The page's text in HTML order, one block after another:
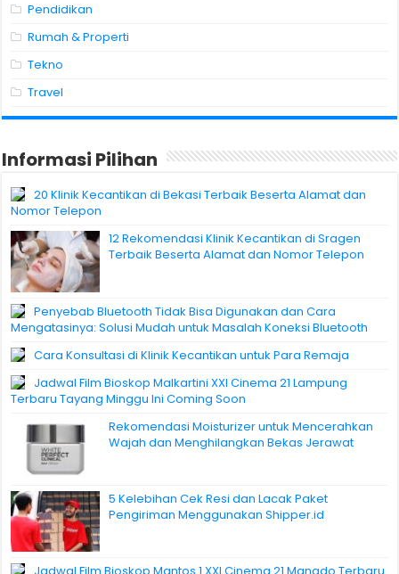
Pendidikan
Rumah & Properti
Tekno
Travel
Informasi Pilihan
20 Klinik Kecantikan di Bekasi Terbaik Beserta Alamat dan
Nomor Telepon
12 Rekomendasi Klinik Kecantikan di Sragen
Terbaik Beserta Alamat dan Nomor Telepon
Penyebab Bluetooth Tidak Bisa Digunakan dan Cara
Mengatasinya: Solusi Mudah untuk Masalah Koneksi Bluetooth
Cara Konsultasi di Klinik Kecantikan untuk Para Remaja
Jadwal Film Bioskop Malkartini XXI Cinema 21 Lampung
Terbaru Tayang Minggu Ini Coming Soon
Rekomendasi Moisturizer untuk Mencerahkan
Wajah dan Menghilangkan Bekas Jerawat
5 Kelebihan Cek Resi dan Lacak Paket
Pengiriman Menggunakan Shipper.id